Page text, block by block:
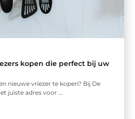
kopen die perfect bij uw
nieuwe vriezer te kopen? Bij De
juiste adres voor ...